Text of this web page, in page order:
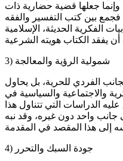
وإنما جعلها قضية حضارية ذات
فجمع بين كتب التفسير والفقه
الفكرية الحديثة، الإسلامية
3) شمولية الرؤية والمعالجة
الفردي للحرية، بل يحاول
والاجتماعية والسياسية في
الدراسات التي تتناول هذا
جانب واحد دون غيره، وقد نبه
4) جودة السبك والتحرر